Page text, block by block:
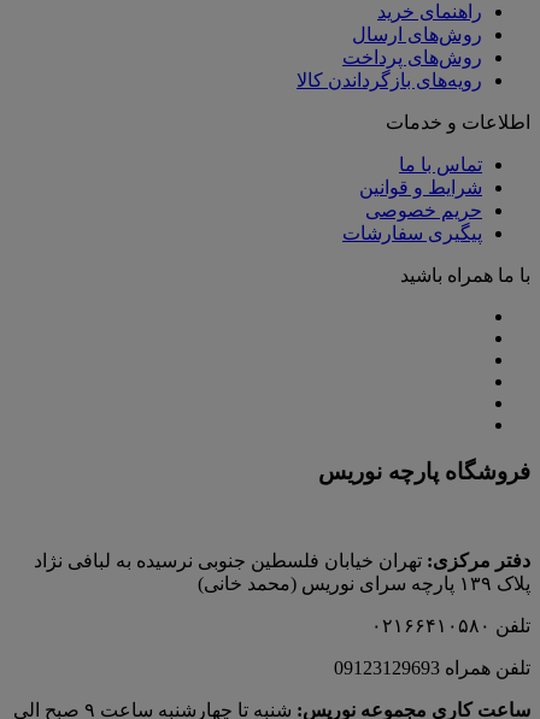
راهنمای خرید
روش‌های ارسال
روش‌های پرداخت
رویه‌های بازگرداندن کالا
اطلاعات و خدمات
تماس با ما
شرایط و قوانین
حریم خصوصی
پیگیری سفارشات
با ما همراه باشید
فروشگاه پارچه نوریس
دفتر مرکزی: تهران خیابان فلسطین جنوبی نرسیده به لبافی نژاد
پلاک ۱۳۹ پارچه‌ سرای نوريس (محمد خانی)
تلفن ۰۲۱۶۶۴۱۰۵۸۰
تلفن همراه 09123129693
ساعت کاری مجموعه نوریس:
شنبه تا چهارشنبه ساعت ۹ صبح الی